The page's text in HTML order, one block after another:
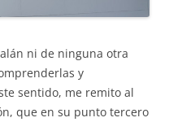
ni de ninguna otra
y
sentido, me remito al
que en su punto tercero